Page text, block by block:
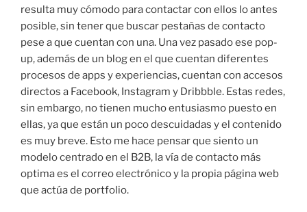
resulta muy cómodo para contactar con ellos lo antes
posible, sin tener que buscar pestañas de contacto
pese a que cuentan con una. Una vez pasado ese pop-
up, además de un blog en el que cuentan diferentes
procesos de apps y experiencias, cuentan con accesos
directos a Facebook, Instagram y Dribbble. Estas redes,
sin embargo, no tienen mucho entusiasmo puesto en
ellas, ya que están un poco descuidadas y el contenido
es muy breve. Esto me hace pensar que siento un
modelo centrado en el B2B, la vía de contacto más
optima es el correo electrónico y la propia página web
que actúa de portfolio.